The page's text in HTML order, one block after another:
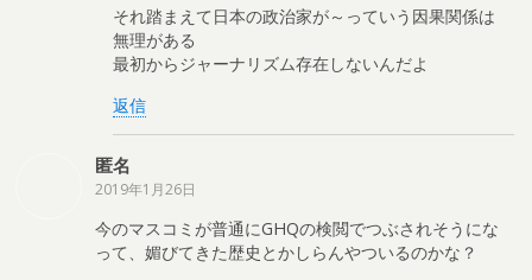
それ踏まえて日本の政治家が～っていう因果関係は
無理がある
最初からジャーナリズム存在しないんだよ
返信
匿名
2019年1月26日
今のマスコミが普通にGHQの検閲でつぶされそうにな
って、媚びてきた歴史とかしらんやついるのかな？